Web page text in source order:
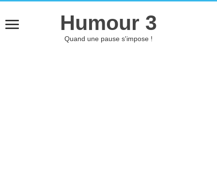
Humour 3
Quand une pause s'impose !